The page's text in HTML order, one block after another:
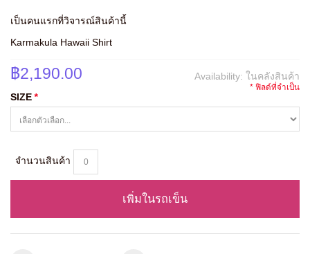
เป็นคนแรกที่วิจารณ์สินค้านี้
Karmakula Hawaii Shirt
Availability: ในคลังสินค้า
฿2,190.00
*
SIZE
* ฟิลด์ที่จำเป็น
จำนวนสินค้า
เพิ่มในรถเข็น